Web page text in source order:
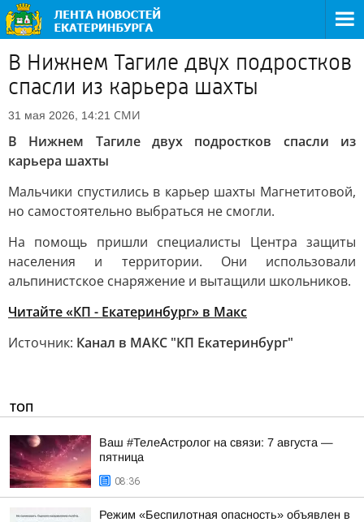
В Нижнем Тагиле двух подростков
спасли из карьера шахты
31 мая 2026, 14:21 СМИ
В Нижнем Тагиле двух подростков спасли из
карьера шахты
Мальчики спустились в карьер шахты Магнетитовой,
но самостоятельно выбраться не смогли.
На помощь пришли специалисты Центра защиты
населения и территории. Они использовали
альпинистское снаряжение и вытащили школьников.
Читайте «КП - Екатеринбург» в Mакс
Источник: Канал в МАКС "КП Екатеринбург"
ТОП
Ваш #ТелеАстролог на связи: 7 августа —
пятница
08:36
Режим «Беспилотная опасность» объявлен в